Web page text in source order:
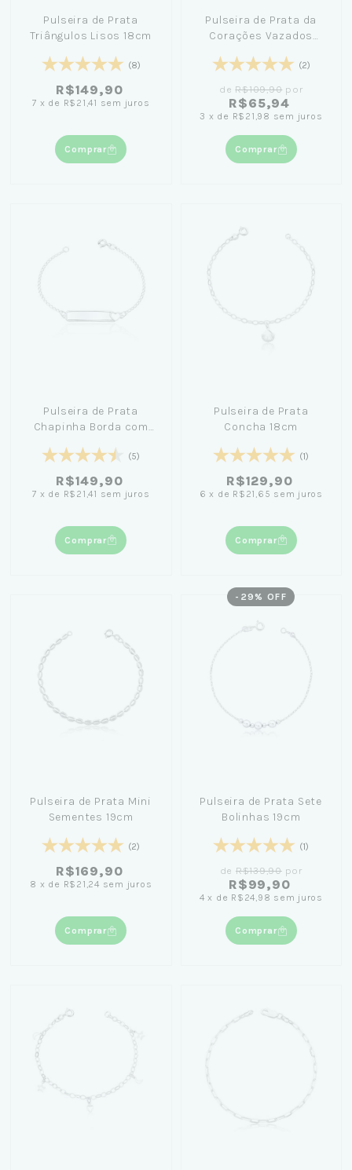
Pulseira de Prata
Triângulos Lisos 18cm
(8)
R$149,90
7 x de R$21,41 sem juros
Comprar
Pulseira de Prata da
Corações Vazados
(2)
deR$109,90 por
R$65,94
3 x de R$21,98 sem juros
Comprar
Pulseira de Prata
Chapinha Borda com
14cm
(5)
R$149,90
7 x de R$21,41 sem juros
Comprar
Pulseira de Prata
Concha 18cm
(1)
R$129,90
6 x de R$21,65 sem juros
Comprar
Pulseira de Prata Mini
Sementes 19cm
(2)
R$169,90
8 x de R$21,24 sem juros
Comprar
- 29 % OFF
Pulseira de Prata Sete
Bolinhas 19cm
(1)
de R$139,90por
R$99,90
4 x de R$24,98 sem juros
Comprar